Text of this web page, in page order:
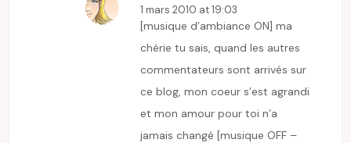
1 mars 2010 at 19:03
[musique d’ambiance ON] ma
chérie tu sais, quand les autres
commentateurs sont arrivés sur
ce blog, mon coeur s’est agrandi
et mon amour pour toi n’a
jamais changé [musique OFF –